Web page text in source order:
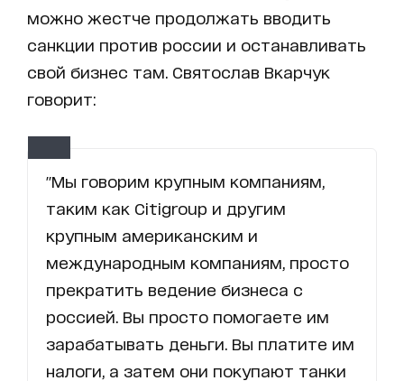
можно жестче продолжать вводить
санкции против россии и останавливать
свой бизнес там. Святослав Вкарчук
говорит:
"Мы говорим крупным компаниям,
таким как Citigroup и другим
крупным американским и
международным компаниям, просто
прекратить ведение бизнеса с
россией. Вы просто помогаете им
зарабатывать деньги. Вы платите им
налоги, а затем они покупают танки